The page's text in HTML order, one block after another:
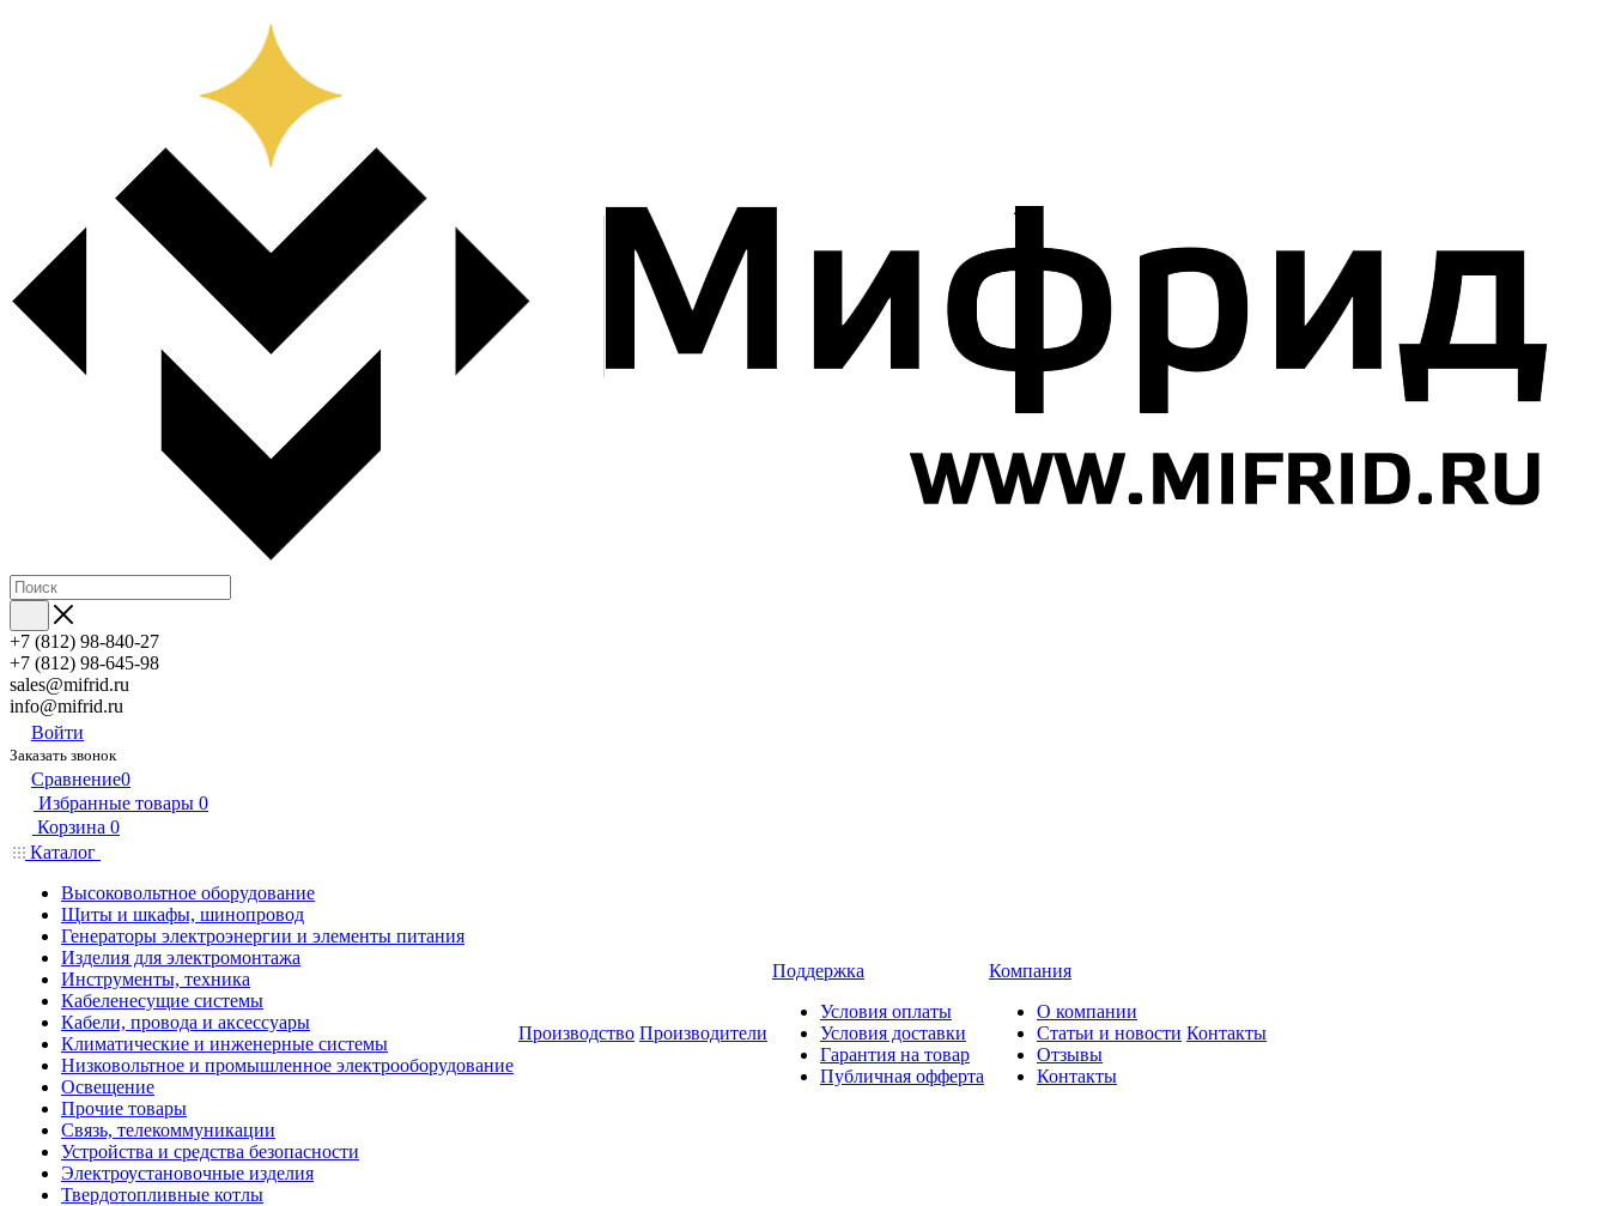
+7 (812) 98-840-27
+7 (812) 98-645-98
sales@mifrid.ru
info@mifrid.ru
Войти
Заказать звонок
Сравнение0
Избранные товары 0
Корзина 0
Каталог
Высоковольтное оборудование
Щиты и шкафы, шинопровод
Генераторы электроэнергии и элементы питания
Изделия для электромонтажа
Инструменты, техника
Кабеленесущие системы
Кабели, провода и аксессуары
Климатические и инженерные системы
Низковольтное и промышленное электрооборудование
Освещение
Прочие товары
Связь, телекоммуникации
Устройства и средства безопасности
Электроустановочные изделия
Твердотопливные котлы
Производство Производители
Поддержка
Условия оплаты
Условия доставки
Гарантия на товар
Публичная офферта
Компания
О компании
Статьи и новости
Отзывы
Контакты
Контакты